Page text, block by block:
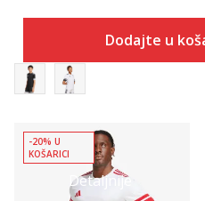
Dodajte u
Detaljnije
-20% U
KOŠARICI